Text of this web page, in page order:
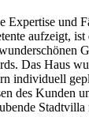
Expertise und
aufzeigt,
Das Haus
individuell
des Kunden